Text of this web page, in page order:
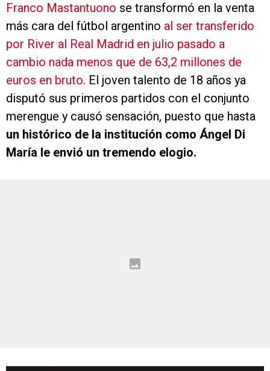
Franco Mastantuono se transformó en la venta
más cara del fútbol argentino al ser transferido
por River al Real Madrid en julio pasado a
cambio nada menos que de 63,2 millones de
euros en bruto. El joven talento de 18 años ya
disputó sus primeros partidos con el conjunto
merengue y causó sensación, puesto que hasta
un histórico de la institución como Ángel Di
María le envió un tremendo elogio.